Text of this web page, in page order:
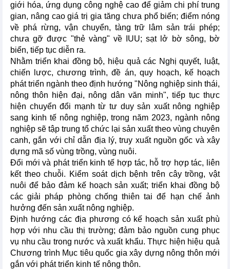
giới hóa, ứng dụng công nghệ cao để giảm chi phí trung
gian, nâng cao giá trị gia tăng chưa phổ biến; điểm nóng
về phá rừng, vận chuyển, tàng trữ lâm sản trái phép;
chưa gỡ được "thẻ vàng" về IUU; sạt lở bờ sông, bờ
biển, tiếp tục diễn ra.
Nhằm triển khai đồng bộ, hiệu quả các Nghị quyết, luật,
chiến lược, chương trình, đề án, quy hoạch, kế hoạch
phát triển ngành theo định hướng "Nông nghiệp sinh thái,
nông thôn hiện đại, nông dân văn minh", tiếp tục thực
hiện chuyển đổi mạnh từ tư duy sản xuất nông nghiệp
sang kinh tế nông nghiệp, trong năm 2023, ngành nông
nghiệp sẽ tập trung tổ chức lại sản xuất theo vùng chuyên
canh, gắn với chỉ dẫn địa lý, truy xuất nguồn gốc và xây
dựng mã số vùng trồng, vùng nuôi.
Đổi mới và phát triển kinh tế hợp tác, hỗ trợ hợp tác, liên
kết theo chuỗi. Kiểm soát dịch bệnh trên cây trồng, vật
nuôi để bảo đảm kế hoạch sản xuất; triển khai đồng bộ
các giải pháp phòng chống thiên tai để hạn chế ảnh
hưởng đến sản xuất nông nghiệp.
Định hướng các địa phương có kế hoạch sản xuất phù
hợp với nhu cầu thị trường; đảm bảo nguồn cung phục
vụ nhu cầu trong nước và xuất khẩu. Thực hiện hiệu quả
Chương trình Mục tiêu quốc gia xây dựng nông thôn mới
gắn với phát triển kinh tế nông thôn.